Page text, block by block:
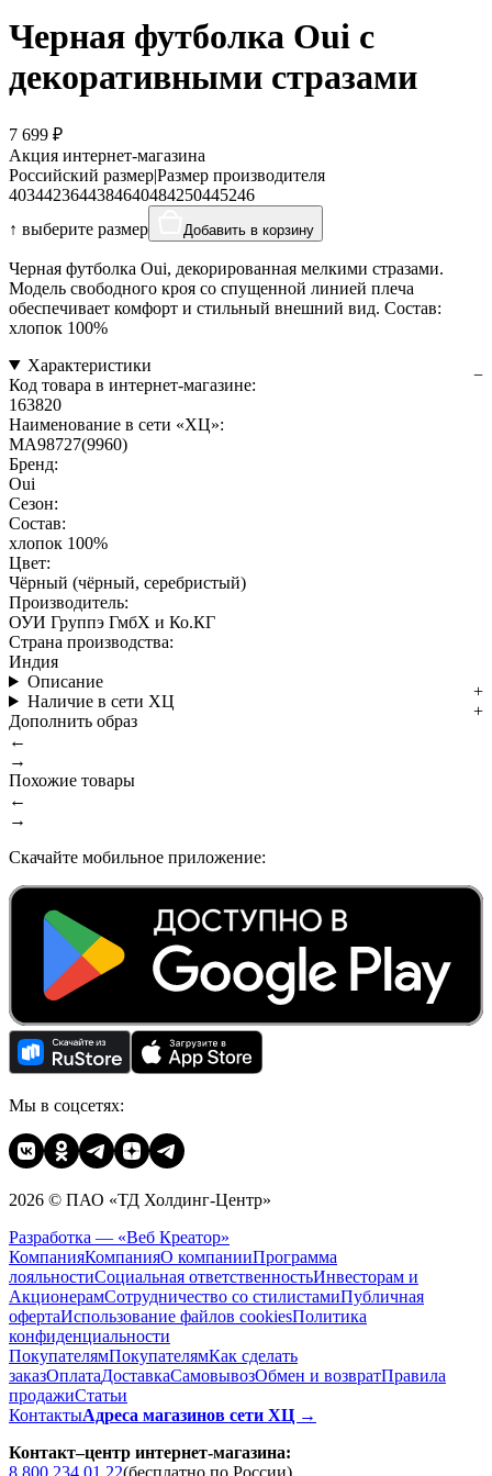
Черная футболка Oui с
декоративными стразами
7 699 ₽
Акция интернет-магазина
Российский размер|Размер производителя
4034423644384640484250445246
↑ выберите размер
Добавить в корзину
Черная футболка Oui, декорированная мелкими стразами.
Модель свободного кроя со спущенной линией плеча
обеспечивает комфорт и стильный внешний вид. Состав:
хлопок 100%
Характеристики
Код товара в интернет-магазине:
163820
Наименование в сети «ХЦ»:
MA98727(9960)
Бренд:
Oui
Сезон:
Состав:
хлопок 100%
Цвет:
Чёрный (чёрный, серебристый)
Производитель:
ОУИ Группэ ГмбХ и Ко.КГ
Страна производства:
Индия
Описание
Наличие в сети ХЦ
Дополнить образ
←
→
Похожие товары
←
→
Скачайте мобильное приложение:
Мы в соцсетях:
2026 © ПАО «ТД Холдинг-Центр»
Разработка — «Веб Креатор»
КомпанияКомпанияО компанииПрограмма
лояльностиСоциальная ответственностьИнвесторам и
АкционерамСотрудничество со стилистамиПубличная
офертаИспользование файлов cookiesПолитика
конфиденциальности
ПокупателямПокупателямКак сделать
заказОплатаДоставкаCамовывозОбмен и возвратПравила
продажиСтатьи
КонтактыАдреса магазинов сети ХЦ →
Контакт–центр интернет-магазина:
8 800 234 01 22(бесплатно по России)